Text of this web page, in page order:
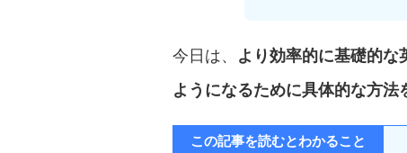
今日は、 より効率的に基礎的な
ようになるために具体的な方法
この記事を読むとわかること